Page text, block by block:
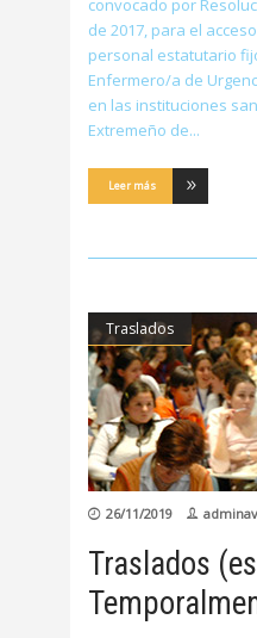
convocado por
de 2017, para el
personal estatutario
Enfermero/a de
en las instituciones
Extremeño de
Leer más
Traslados
26/11/2019
Traslados